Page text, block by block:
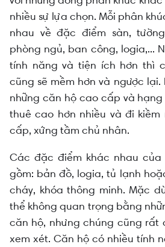
nhiều sự lựa chọn. Mỗi phân
nhau về đặc điểm sàn,
phòng ngủ, ban công, logia,...
tính năng và tiện ích hơn thì
cũng sẽ mềm hơn và ngược
những căn hộ cao cấp và
thuê cao hơn nhiều và đi
cấp, xứng tầm chủ nhân.
Các đặc điểm khác nhau
gồm: bản đồ, logia, tủ lạnh
cháy, khóa thông minh. Mặc
thể không quan trọng bằng
căn hộ, nhưng chúng cũng rất
xem xét. Căn hộ có nhiều tính